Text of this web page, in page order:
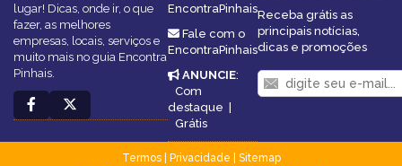
lugar! Dicas, onde ir, o que
fazer, as melhores
empresas, locais, serviços e
muito mais no guia Encontra
Pinhais.
EncontraPinhais
Fale com o
EncontraPinhais
ANUNCIE:
Com
destaque |
Grátis
Receba grátis as
principais notícias,
dicas e promoções
Termos| Privacidade
Sitemap